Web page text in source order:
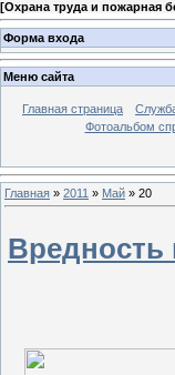
[Охрана труда и пожарная
Форма входа
Меню сайта
Главная страница
Фотоальбом
Главная » 2011 » Май » 20
Вредность